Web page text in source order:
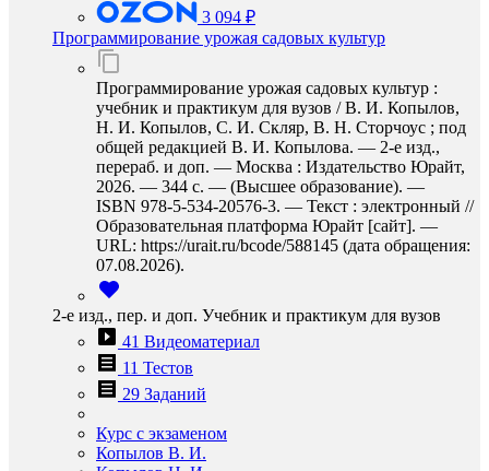
3 094 ₽
Программирование урожая садовых культур
Программирование урожая садовых культур :
учебник и практикум для вузов / В. И. Копылов,
Н. И. Копылов, С. И. Скляр, В. Н. Сторчоус ; под
общей редакцией В. И. Копылова. — 2-е изд.,
перераб. и доп. — Москва : Издательство Юрайт,
2026. — 344 с. — (Высшее образование). —
ISBN 978-5-534-20576-3. — Текст : электронный //
Образовательная платформа Юрайт [сайт]. —
URL: https://urait.ru/bcode/588145 (дата обращения:
07.08.2026).
2-е изд., пер. и доп. Учебник и практикум для вузов
41 Видеоматериал
11 Тестов
29 Заданий
Курс с экзаменом
Копылов В. И.